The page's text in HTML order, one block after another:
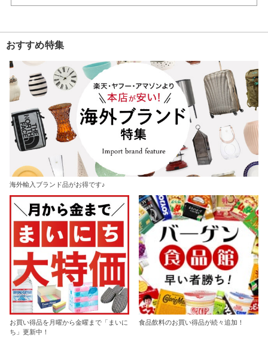
おすすめ特集
海外輸入ブランド品がお得です♪
お買い得品を月曜から金曜まで「まいに
ち」更新中！
食品飲料のお買い得品が続々追加！